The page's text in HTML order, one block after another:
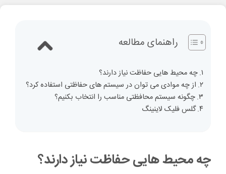
راهنمای مطالعه
چه محیط هایی حفاظت نیاز دارند؟
از چه موادی می توان در سیستم های حفاظتی استفاده کرد؟
چگونه سیستم محافظتی مناسب را انتخاب بکنیم؟
گلس فلیک لاینینگ
چه محیط هایی حفاظت نیاز دارند؟